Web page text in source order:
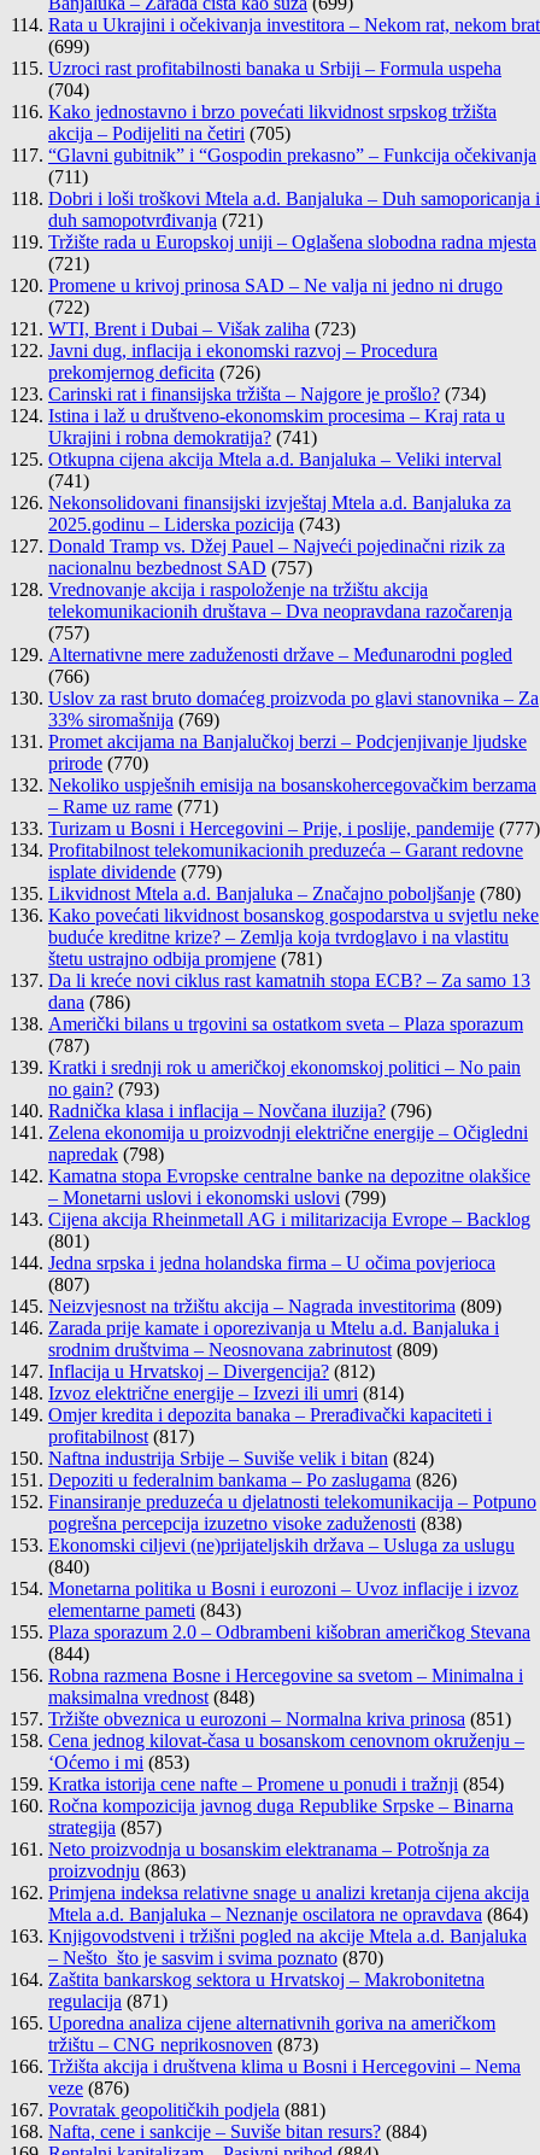
Rata u Ukrajini i očekivanja investitora – Nekom rat, nekom brat
(699)
Uzroci rast profitabilnosti banaka u Srbiji – Formula uspeha
(704)
Kako jednostavno i brzo povećati likvidnost srpskog tržišta
akcija – Podijeliti na četiri (705)
“Glavni gubitnik” i “Gospodin prekasno” – Funkcija očekivanja
(711)
Dobri i loši troškovi Mtela a.d. Banjaluka – Duh samoporicanja i
duh samopotvrđivanja (721)
Tržište rada u Europskoj uniji – Oglašena slobodna radna mjesta
(721)
Promene u krivoj prinosa SAD – Ne valja ni jedno ni drugo
(722)
WTI, Brent i Dubai – Višak zaliha (723)
Javni dug, inflacija i ekonomski razvoj – Procedura
prekomjernog deficita (726)
Carinski rat i finansijska tržišta – Najgore je prošlo? (734)
Istina i laž u društveno-ekonomskim procesima – Kraj rata u
Ukrajini i robna demokratija? (741)
Otkupna cijena akcija Mtela a.d. Banjaluka – Veliki interval
(741)
Nekonsolidovani finansijski izvještaj Mtela a.d. Banjaluka za
2025.godinu – Liderska pozicija (743)
Donald Tramp vs. Džej Pauel – Najveći pojedinačni rizik za
nacionalnu bezbednost SAD (757)
Vrednovanje akcija i raspoloženje na tržištu akcija
telekomunikacionih društava – Dva neopravdana razočarenja
(757)
Alternativne mere zaduženosti države – Međunarodni pogled
(766)
Uslov za rast bruto domaćeg proizvoda po glavi stanovnika – Za
33% siromašnija (769)
Promet akcijama na Banjalučkoj berzi – Podcjenjivanje ljudske
prirode (770)
Nekoliko uspješnih emisija na bosanskohercegovačkim berzama
– Rame uz rame (771)
Turizam u Bosni i Hercegovini – Prije, i poslije, pandemije (777)
Profitabilnost telekomunikacionih preduzeća – Garant redovne
isplate dividende (779)
Likvidnost Mtela a.d. Banjaluka – Značajno poboljšanje (780)
Kako povećati likvidnost bosanskog gospodarstva u svjetlu neke
buduće kreditne krize? – Zemlja koja tvrdoglavo i na vlastitu
štetu ustrajno odbija promjene (781)
Da li kreće novi ciklus rast kamatnih stopa ECB? – Za samo 13
dana (786)
Američki bilans u trgovini sa ostatkom sveta – Plaza sporazum
(787)
Kratki i srednji rok u američkoj ekonomskoj politici – No pain
no gain? (793)
Radnička klasa i inflacija – Novčana iluzija? (796)
Zelena ekonomija u proizvodnji električne energije – Očigledni
napredak (798)
Kamatna stopa Evropske centralne banke na depozitne olakšice
– Monetarni uslovi i ekonomski uslovi (799)
Cijena akcija Rheinmetall AG i militarizacija Evrope – Backlog
(801)
Jedna srpska i jedna holandska firma – U očima povjerioca
(807)
Neizvjesnost na tržištu akcija – Nagrada investitorima (809)
Zarada prije kamate i oporezivanja u Mtelu a.d. Banjaluka i
srodnim društvima – Neosnovana zabrinutost (809)
Inflacija u Hrvatskoj – Divergencija? (812)
Izvoz električne energije – Izvezi ili umri (814)
Omjer kredita i depozita banaka – Prerađivački kapaciteti i
profitabilnost (817)
Naftna industrija Srbije – Suviše velik i bitan (824)
Depoziti u federalnim bankama – Po zaslugama (826)
Finansiranje preduzeća u djelatnosti telekomunikacija – Potpuno
pogrešna percepcija izuzetno visoke zaduženosti (838)
Ekonomski ciljevi (ne)prijateljskih država – Usluga za uslugu
(840)
Monetarna politika u Bosni i eurozoni – Uvoz inflacije i izvoz
elementarne pameti (843)
Plaza sporazum 2.0 – Odbrambeni kišobran američkog Stevana
(844)
Robna razmena Bosne i Hercegovine sa svetom – Minimalna i
maksimalna vrednost (848)
Tržište obveznica u eurozoni – Normalna kriva prinosa (851)
Cena jednog kilovat-časa u bosanskom cenovnom okruženju –
‘Oćemo i mi (853)
Kratka istorija cene nafte – Promene u ponudi i tražnji (854)
Ročna kompozicija javnog duga Republike Srpske – Binarna
strategija (857)
Neto proizvodnja u bosanskim elektranama – Potrošnja za
proizvodnju (863)
Primjena indeksa relativne snage u analizi kretanja cijena akcija
Mtela a.d. Banjaluka – Neznanje oscilatora ne opravdava (864)
Knjigovodstveni i tržišni pogled na akcije Mtela a.d. Banjaluka
– Nešto što je sasvim i svima poznato (870)
Zaštita bankarskog sektora u Hrvatskoj – Makrobonitetna
regulacija (871)
Uporedna analiza cijene alternativnih goriva na američkom
tržištu – CNG neprikosnoven (873)
Tržišta akcija i društvena klima u Bosni i Hercegovini – Nema
veze (876)
Povratak geopolitičkih podjela (881)
Nafta, cene i sankcije – Suviše bitan resurs? (884)